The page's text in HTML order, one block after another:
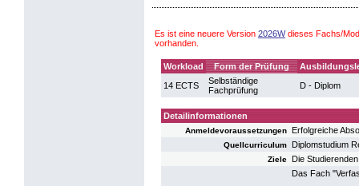
Es ist eine neuere Version 2026Wdieses Fachs/
vorhanden.
Workload Form der Prüfung
14 ECTS
Selbständige
Fachprüfung
D - Diplom
Detailinformationen
Anmeldevoraussetzungen Erfolgreiche
Quellcurriculum Diplomstudium
Ziele Die
Das Fach